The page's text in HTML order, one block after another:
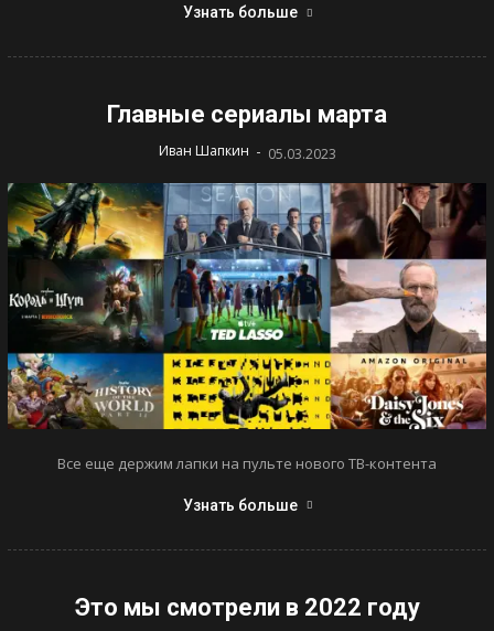
Узнать больше
Главные сериалы марта
Иван Шапкин - 05.03.2023
Все еще держим лапки на пульте нового ТВ-контента
Узнать больше
Это мы смотрели в 2022 году